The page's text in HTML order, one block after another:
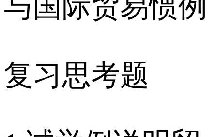
与国际贸易惯例
复习思考题